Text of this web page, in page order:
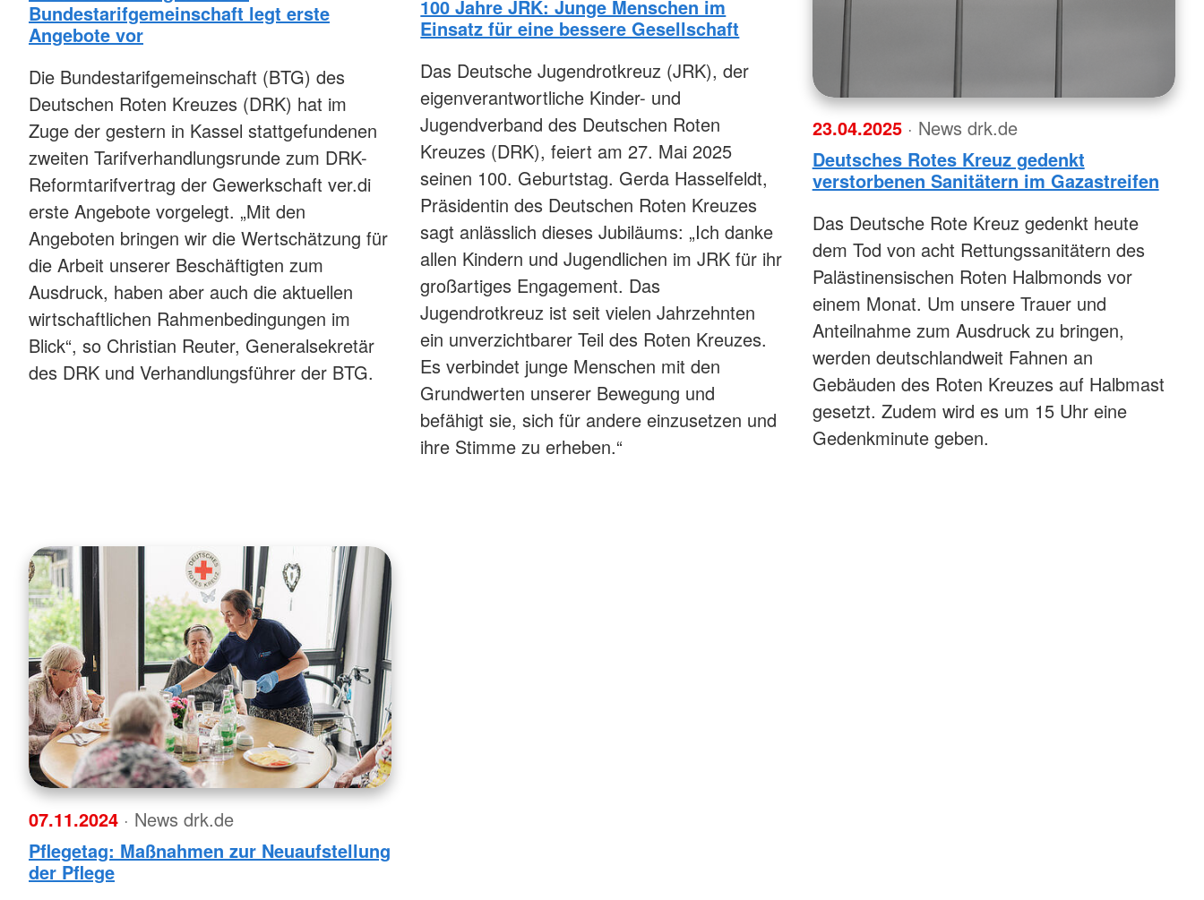
Bundestarifgemeinschaft legt erste
Angebote vor
Die Bundestarifgemeinschaft (BTG) des
Deutschen Roten Kreuzes (DRK) hat im
Zuge der gestern in Kassel stattgefundenen
zweiten Tarifverhandlungsrunde zum DRK-
Reformtarifvertrag der Gewerkschaft ver.di
erste Angebote vorgelegt. „Mit den
Angeboten bringen wir die Wertschätzung für
die Arbeit unserer Beschäftigten zum
Ausdruck, haben aber auch die aktuellen
wirtschaftlichen Rahmenbedingungen im
Blick“, so Christian Reuter, Generalsekretär
des DRK und Verhandlungsführer der BTG.
100 Jahre JRK: Junge Menschen im
Einsatz für eine bessere Gesellschaft
Das Deutsche Jugendrotkreuz (JRK), der
eigenverantwortliche Kinder- und
Jugendverband des Deutschen Roten
Kreuzes (DRK), feiert am 27. Mai 2025
seinen 100. Geburtstag. Gerda Hasselfeldt,
Präsidentin des Deutschen Roten Kreuzes
sagt anlässlich dieses Jubiläums: „Ich danke
allen Kindern und Jugendlichen im JRK für ihr
großartiges Engagement. Das
Jugendrotkreuz ist seit vielen Jahrzehnten
ein unverzichtbarer Teil des Roten Kreuzes.
Es verbindet junge Menschen mit den
Grundwerten unserer Bewegung und
befähigt sie, sich für andere einzusetzen und
ihre Stimme zu erheben.“
23.04.2025 · News drk.de
Deutsches Rotes Kreuz gedenkt
verstorbenen Sanitätern im Gazastreifen
Das Deutsche Rote Kreuz gedenkt heute
dem Tod von acht Rettungssanitätern des
Palästinensischen Roten Halbmonds vor
einem Monat. Um unsere Trauer und
Anteilnahme zum Ausdruck zu bringen,
werden deutschlandweit Fahnen an
Gebäuden des Roten Kreuzes auf Halbmast
gesetzt. Zudem wird es um 15 Uhr eine
Gedenkminute geben.
07.11.2024 · News drk.de
Pflegetag: Maßnahmen zur Neuaufstellung
der Pflege